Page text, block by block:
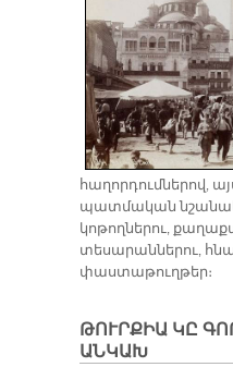
հաղորդումներով,
պատմական
կոթողներու,
տեսարաններու,
փաստաթուղթեր։
ԹՈՒՐՔԻԱ ԿԸ
ԱՆԿԱԽ